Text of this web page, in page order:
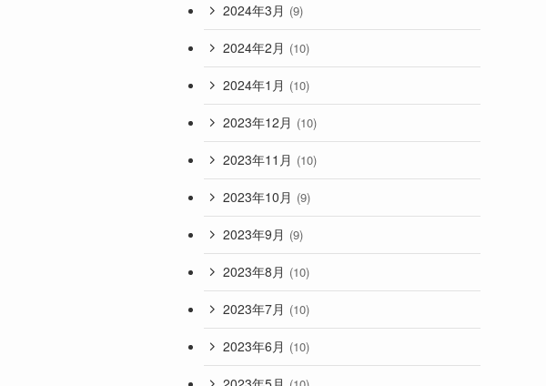
2024年3月 (9)
2024年2月 (10)
2024年1月 (10)
2023年12月 (10)
2023年11月 (10)
2023年10月 (9)
2023年9月 (9)
2023年8月 (10)
2023年7月 (10)
2023年6月 (10)